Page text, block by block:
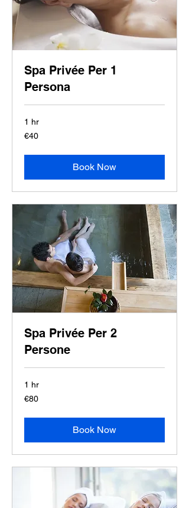
Spa Privée Per 1
Persona
1 hr
40
euros
€40
Book Now
Spa Privée Per 2
Persone
1 hr
80
euros
€80
Book Now